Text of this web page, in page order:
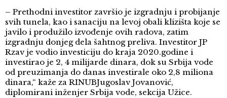
– Prethodni investitor završio je izgradnju i probijanje
svih tunela, kao i sanaciju na levoj obali klizišta koje se
javilo i produžilo izvođenje ovih radova, zatim
izgradnju donjeg dela šahtnog preliva. Investitor JP
Rzav je vodio investiciju do kraja 2020.godine i
investirao je 2, 4 milijarde dinara, dok su Srbija vode
od preuzimanja do danas investirale oko 2,8 miliona
dinara,“ kaže za RINUBJugoslav Jovanović,
diplomirani inženjer Srbija vode, sekcija Užice.